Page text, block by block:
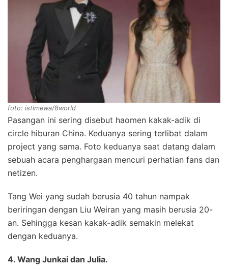
foto: istimewa/8world
Pasangan ini sering disebut haomen kakak-adik di
circle hiburan China. Keduanya sering terlibat dalam
project yang sama. Foto keduanya saat datang dalam
sebuah acara penghargaan mencuri perhatian fans dan
netizen.
Tang Wei yang sudah berusia 40 tahun nampak
beriringan dengan Liu Weiran yang masih berusia 20-
an. Sehingga kesan kakak-adik semakin melekat
dengan keduanya.
4. Wang Junkai dan Julia.